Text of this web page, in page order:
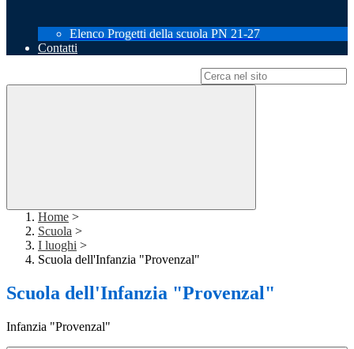
Elenco Progetti della scuola PN 21-27
Contatti
Home >
Scuola >
I luoghi >
Scuola dell'Infanzia "Provenzal"
Scuola dell'Infanzia "Provenzal"
Infanzia "Provenzal"